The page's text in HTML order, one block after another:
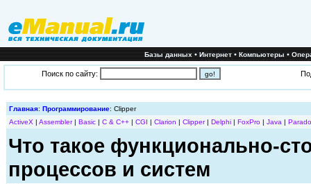
Базы данных•Интернет•Компьютеры•
Поиск по сайту:
Главная: Программирование: Clipper
ActiveX | Assembler| Basic| C & C++| CGI | Clarion | Clipper| Delphi| FoxPro| Java |
Что такое функционально-
процессов и систем